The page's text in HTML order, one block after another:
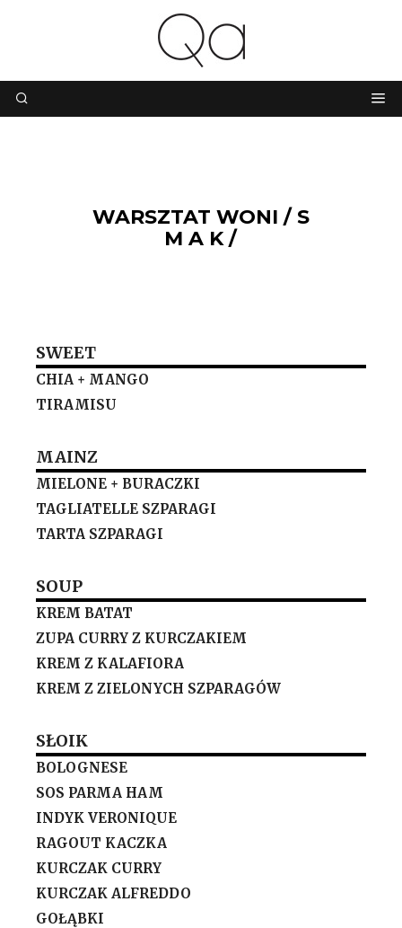
WARSZTAT WONI / S
M A K /
SWEET
CHIA + MANGO
TIRAMISU
MAINZ
MIELONE + BURACZKI
TAGLIATELLE SZPARAGI
TARTA SZPARAGI
SOUP
KREM BATAT
ZUPA CURRY Z KURCZAKIEM
KREM Z KALAFIORA
KREM Z ZIELONYCH SZPARAGÓW
SŁOIK
BOLOGNESE
SOS PARMA HAM
INDYK VERONIQUE
RAGOUT KACZKA
KURCZAK CURRY
KURCZAK ALFREDDO
GOŁĄBKI